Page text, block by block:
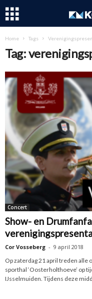
Home Tags
Tag:
Concert
Show- en
Cor Vosseberg - 9 april 2018
Op zaterdag 21 april treden alle
sporthal ‘Oosterholthoeve’ op
IJsselmuiden. Tijdens deze